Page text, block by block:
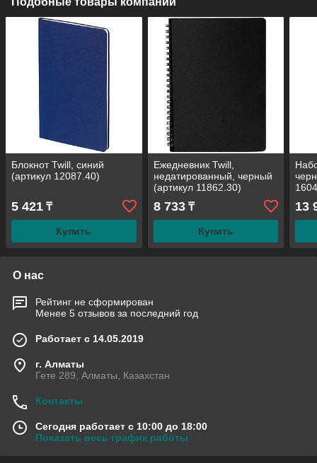
Блокнот Twill, синий
(артикул 12087.40)
5 421 ₸
Купить
Ежедневник Twill,
недатированный, черный
(артикул 11862.30)
8 733₸
Купить
13
О нас
Рейтинг не сформирован
Менее 5 отзывов за последний год
Работает с 14.05.2019
г. Алматы
Гете 289, Алматы, Казахстан
Контакты
Сегодня работает с 10:00 до 18:00
Показать весь график работы